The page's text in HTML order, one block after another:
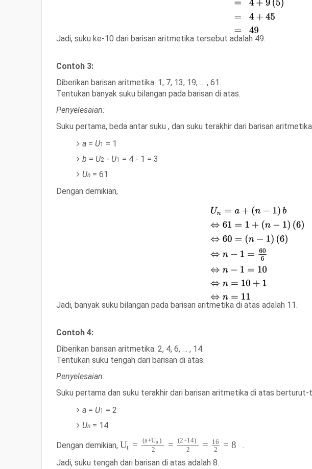
Jadi, suku ke-10 dari barisan aritmetika tersebut adalah 49.
Contoh 3:
Diberikan barisan aritmetika: 1, 7, 13, 19, … , 61.
Tentukan banyak suku bilangan pada barisan di atas.
Penyelesaian:
Suku pertama, beda antar suku , dan suku terakhir dari barisan
a = U1
= 1
b = U2 - U1
= 4 - 1 = 3
Un = 61
Dengan demikian,
Jadi, banyak suku bilangan pada barisan aritmetika di atas adalah 11.
Contoh 4:
Diberikan barisan aritmetika: 2, 4, 6, … , 14.
Tentukan suku tengah dari barisan di atas.
Penyelesaian:
Suku pertama dan suku terakhir dari barisan aritmetika di atas berturut-
a = U1
= 2
Un = 14
Dengan demikian, Ut = (a+Un )
2
= (2+14)
2
= 16
2
= 8
.
Jadi, suku tengah dari barisan di atas adalah 8.